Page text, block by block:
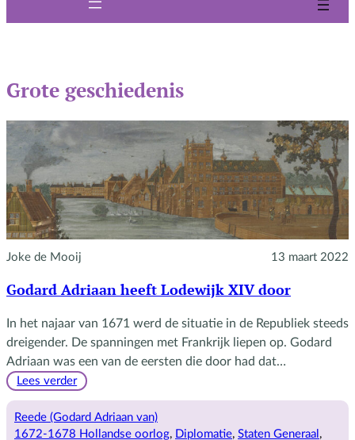
Grote geschiedenis
Joke de Mooij 13 maart 2022
Godard Adriaan heeft Lodewijk XIV door
In het najaar van 1671 werd de situatie in de Republiek steeds
dreigender. De spanningen met Frankrijk liepen op. Godard
Adriaan was een van de eersten die door had dat…
Lees verder:
Adriaan
heeft
Reede (Godard Adriaan van)
1672-1678 Hollandse oorlog, Diplomatie, Staten Generaal